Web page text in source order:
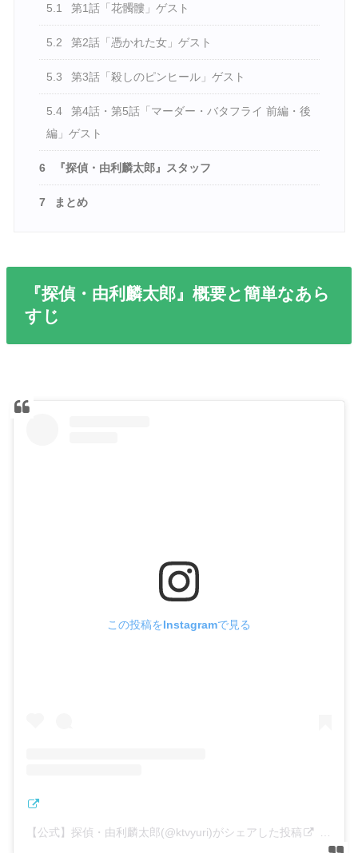
5.1 第1話「花髑髏」ゲスト
5.2 第2話「憑かれた女」ゲスト
5.3 第3話「殺しのピンヒール」ゲスト
5.4
第4話・第5話「マーダー・バタフライ 前編・後
編」ゲスト
6 『探偵・由利麟太郎』スタッフ
7 まとめ
『探偵・由利麟太郎』概要と簡単なあら
すじ
この投稿をInstagramで見る
【公式】探偵・由利麟太郎(@ktvyuri)がシェアした投稿